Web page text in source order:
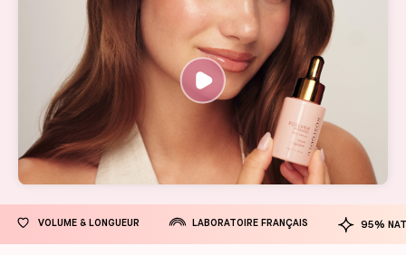
VOLUME & LONGUEUR LABORATOIRE FRANÇAIS 95%